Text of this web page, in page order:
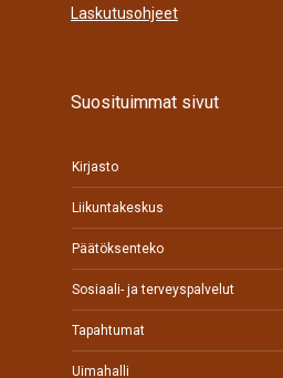
Laskutusohjeet
Suosituimmat sivut
Kirjasto
Liikuntakeskus
Päätöksenteko
Sosiaali- ja terveyspalvelut
Tapahtumat
Uimahalli